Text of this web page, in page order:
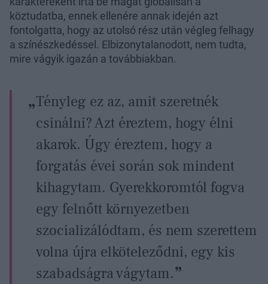
köztudatba, ennek ellenére annak idején azt
fontolgatta, hogy az utolsó rész után végleg felhagy
a színészkedéssel. Elbizonytalanodott, nem tudta,
mire vágyik igazán a továbbiakban.
Tényleg ez az, amit szeretnék
csinálni? Azt éreztem, hogy élni
akarok. Úgy éreztem, hogy a
forgatás évei során sok mindent
kihagytam. Gyerekkoromtól fogva
egy felnőtt környezetben
szocializálódtam, és nem szerettem
volna újra elköteleződni, egy kis
szabadságra vágytam.